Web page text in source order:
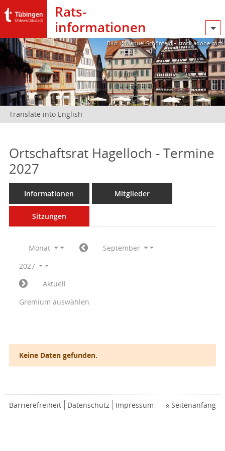
Rats­
informationen
Bild: @Manuel Schönfeld – stock.adobe.com
Translate into English
Ortschaftsrat Hagelloch - Termine
2027
Informationen Mitglieder
Sitzungen
Monat
September
2027
Aktuell
Gremium auswählen
Keine Daten gefunden.
Barrierefreiheit Datenschutz Impressum Seitenanfang